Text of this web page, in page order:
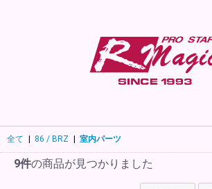
全て | 86 / BRZ | 室内パーツ
9件の商品が見つかりました